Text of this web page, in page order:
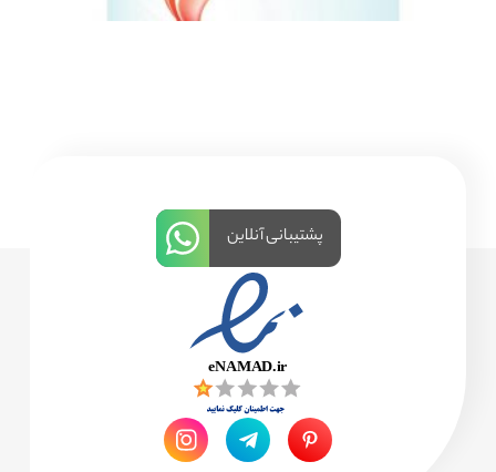
پشتیبانی آنلاین